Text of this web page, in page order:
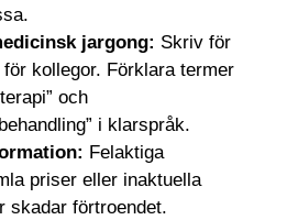
jargong: Skriv för
kollegor. Förklara termer
och
i klarspråk.
Felaktiga
priser eller inaktuella
skadar förtroendet.